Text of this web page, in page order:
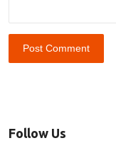
Post Comment
Follow Us